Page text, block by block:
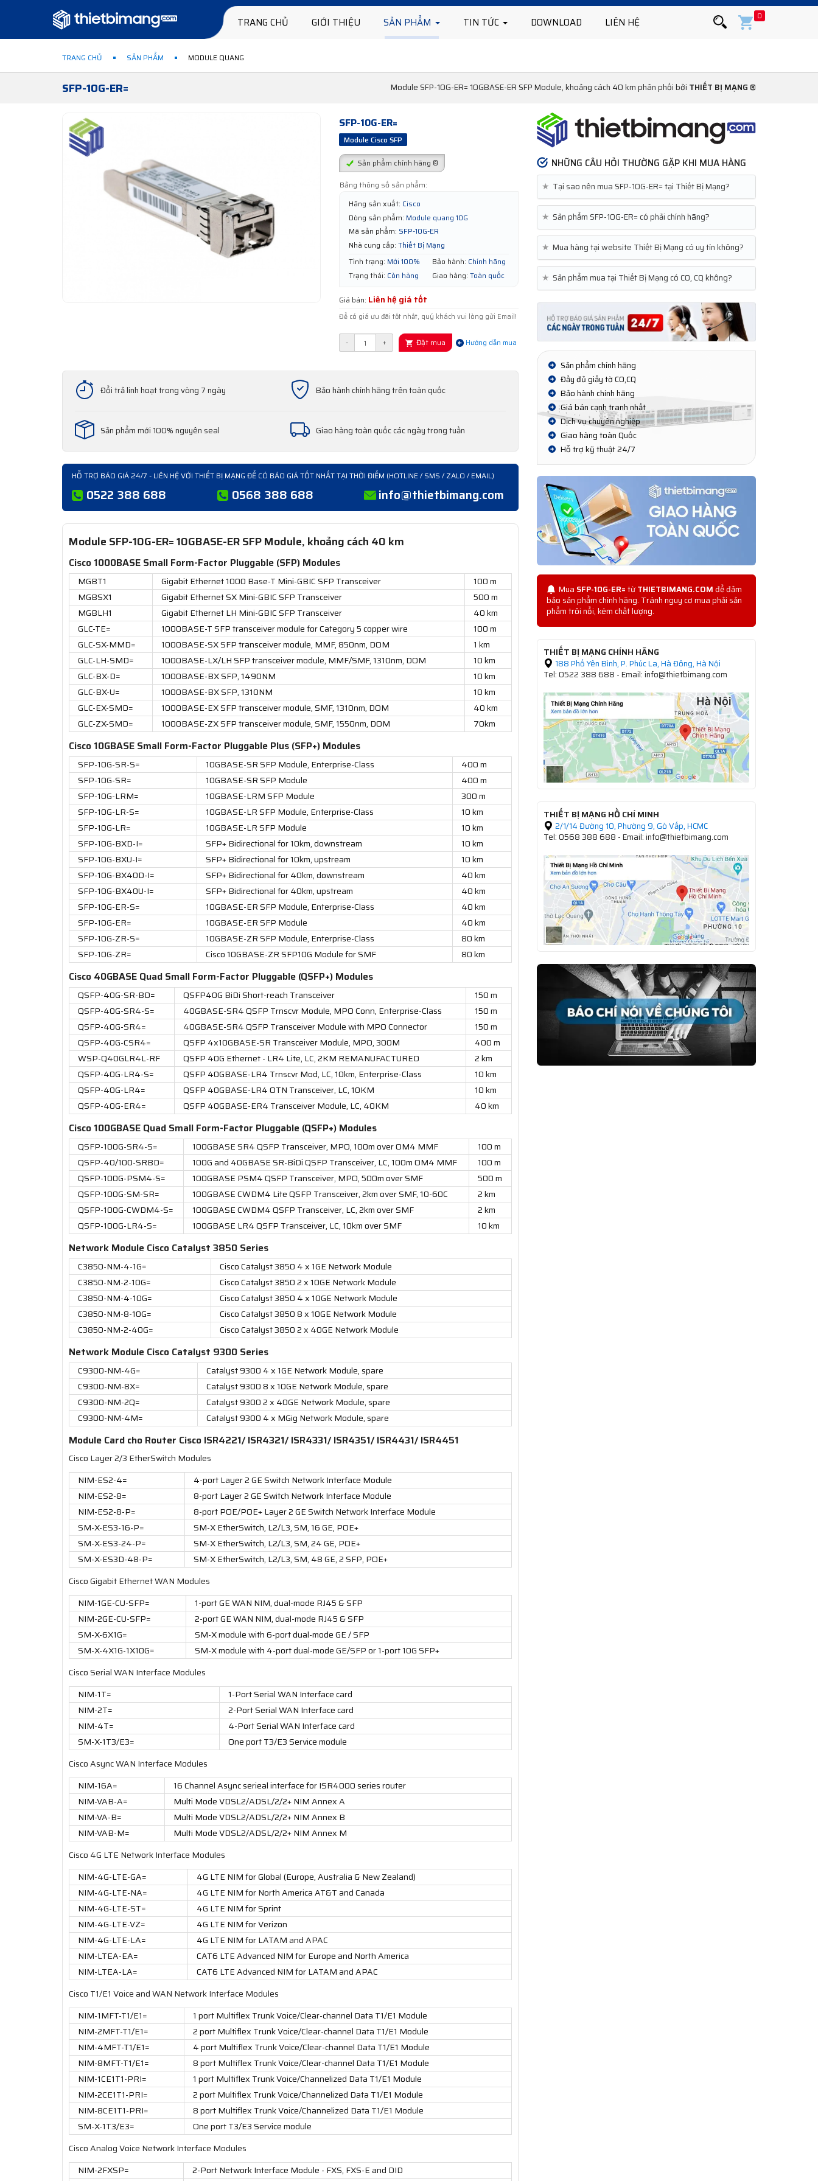
TRANG CHỦ GIỚI THIỆU SẢN PHẨM TIN TỨC DOWNLOAD LIÊN HỆ 0
TRANG CHỦ SẢN PHẨM MODULE QUANG
SFP-10G-ER= Module SFP-10G-ER= 10GBASE-ER SFP Module, khoảng cách 40 km phân phối bởi THIẾT BỊ MẠNG ®
SFP-10G-ER=
Module Cisco SFP
Sản phẩm chính hãng ®
Bảng thông số sản phẩm:
Hãng sản xuất: Cisco
Dòng sản phẩm: Module quang 10G
Mã sản phẩm: SFP-10G-ER
Nhà cung cấp: Thiết Bị Mạng
Tình trạng: Mới 100% Bảo hành: Chính hãng
Trạng thái: Còn hàng Giao hàng: Toàn quốc
Giá bán: Liên hệ giá tốt
Để có giá ưu đãi tốt nhất, quý khách vui lòng gửi Email!
- + Đặt mua Hướng dẫn mua
Đổi trả linh hoạt trong vòng 7 ngày Bảo hành chính hãng trên toàn quốc
Sản phẩm mới 100% nguyên seal Giao hàng toàn quốc các ngày trong tuần
HỖ TRỢ BÁO GIÁ 24/7 - LIÊN HỆ VỚI THIẾT BỊ MẠNG ĐỂ CÓ BÁO GIÁ TỐT NHẤT TẠI THỜI ĐIỂM (HOTLINE / SMS / ZALO / EMAIL)
0522 388 688 0568 388 688 info@thietbimang.com
Module SFP-10G-ER= 10GBASE-ER SFP Module, khoảng cách 40 km
Cisco 1000BASE Small Form-Factor Pluggable (SFP) Modules
MGBT1 Gigabit Ethernet 1000 Base-T Mini-GBIC SFP Transceiver
100 m
MGBSX1
Gigabit Ethernet SX Mini-GBIC SFP Transceiver
500 m
MGBLH1
Gigabit Ethernet LH Mini-GBIC SFP Transceiver
40 km
GLC-TE=
1000BASE-T SFP transceiver module for Category 5 copper wire
100 m
GLC-SX-MMD=
1000BASE-SX SFP transceiver module, MMF, 850nm, DOM
1 km
GLC-LH-SMD=
1000BASE-LX/LH SFP transceiver module, MMF/SMF, 1310nm, DOM
10 km
GLC-BX-D=
1000BASE-BX SFP, 1490NM
10 km
GLC-BX-U=
1000BASE-BX SFP, 1310NM
10 km
GLC-EX-SMD=
1000BASE-EX SFP transceiver module, SMF, 1310nm, DOM
40 km
GLC-ZX-SMD=
1000BASE-ZX SFP transceiver module, SMF, 1550nm, DOM 70km
Cisco 10GBASE Small Form-Factor Pluggable Plus (SFP+) Modules
SFP-10G-SR-S= 10GBASE-SR SFP Module, Enterprise-Class
400 m
SFP-10G-SR=
10GBASE-SR SFP Module
400 m
SFP-10G-LRM=
10GBASE-LRM SFP Module
300 m
SFP-10G-LR-S=
10GBASE-LR SFP Module, Enterprise-Class
10 km
SFP-10G-LR=
10GBASE-LR SFP Module
10 km
SFP-10G-BXD-I=
SFP+ Bidirectional for 10km, downstream
10 km
SFP-10G-BXU-I=
SFP+ Bidirectional for 10km, upstream
10 km
SFP-10G-BX40D-I=
SFP+ Bidirectional for 40km, downstream
40 km
SFP-10G-BX40U-I=
SFP+ Bidirectional for 40km, upstream
40 km
SFP-10G-ER-S=
10GBASE-ER SFP Module, Enterprise-Class
40 km
SFP-10G-ER=
10GBASE-ER SFP Module
40 km
SFP-10G-ZR-S=
10GBASE-ZR SFP Module, Enterprise-Class
80 km
SFP-10G-ZR=
Cisco 10GBASE-ZR SFP10G Module for SMF 80 km
Cisco 40GBASE Quad Small Form-Factor Pluggable (QSFP+) Modules
QSFP-40G-SR-BD= QSFP40G BiDi Short-reach Transceiver
150 m
QSFP-40G-SR4-S=
40GBASE-SR4 QSFP Trnscvr Module, MPO Conn, Enterprise-Class
150 m
QSFP-40G-SR4=
40GBASE-SR4 QSFP Transceiver Module with MPO Connector
150 m
QSFP-40G-CSR4=
QSFP 4x10GBASE-SR Transceiver Module, MPO, 300M
400 m
WSP-Q40GLR4L-RF
QSFP 40G Ethernet - LR4 Lite, LC, 2KM REMANUFACTURED
2 km
QSFP-40G-LR4-S=
QSFP 40GBASE-LR4 Trnscvr Mod, LC, 10km, Enterprise-Class
10 km
QSFP-40G-LR4=
QSFP 40GBASE-LR4 OTN Transceiver, LC, 10KM
10 km
QSFP-40G-ER4=
QSFP 40GBASE-ER4 Transceiver Module, LC, 40KM 40 km
Cisco 100GBASE Quad Small Form-Factor Pluggable (QSFP+) Modules
QSFP-100G-SR4-S= 100GBASE SR4 QSFP Transceiver, MPO, 100m over OM4 MMF
100 m
QSFP-40/100-SRBD=
100G and 40GBASE SR-BiDi QSFP Transceiver, LC, 100m OM4 MMF
100 m
QSFP-100G-PSM4-S=
100GBASE PSM4 QSFP Transceiver, MPO, 500m over SMF
500 m
QSFP-100G-SM-SR=
100GBASE CWDM4 Lite QSFP Transceiver, 2km over SMF, 10-60C
2 km
QSFP-100G-CWDM4-S=
100GBASE CWDM4 QSFP Transceiver, LC, 2km over SMF
2 km
QSFP-100G-LR4-S=
100GBASE LR4 QSFP Transceiver, LC, 10km over SMF 10 km
Network Module Cisco Catalyst 3850 Series
C3850-NM-4-1G=
Cisco Catalyst 3850 4 x 1GE Network Module
C3850-NM-2-10G=
Cisco Catalyst 3850 2 x 10GE Network Module
C3850-NM-4-10G=
Cisco Catalyst 3850 4 x 10GE Network Module
C3850-NM-8-10G=
Cisco Catalyst 3850 8 x 10GE Network Module
C3850-NM-2-40G=
Cisco Catalyst 3850 2 x 40GE Network Module
Network Module Cisco Catalyst 9300 Series
C9300-NM-4G=
Catalyst 9300 4 x 1GE Network Module, spare
C9300-NM-8X=
Catalyst 9300 8 x 10GE Network Module, spare
C9300-NM-2Q=
Catalyst 9300 2 x 40GE Network Module, spare
C9300-NM-4M=
Catalyst 9300 4 x MGig Network Module, spare
Module Card cho Router Cisco ISR4221/ ISR4321/ ISR4331/ ISR4351/ ISR4431/ ISR4451
Cisco Layer 2/3 EtherSwitch Modules
NIM-ES2-4=
4-port Layer 2 GE Switch Network Interface Module
NIM-ES2-8=
8-port Layer 2 GE Switch Network Interface Module
NIM-ES2-8-P=
8-port POE/POE+ Layer 2 GE Switch Network Interface Module
SM-X-ES3-16-P=
SM-X EtherSwitch, L2/L3, SM, 16 GE, POE+
SM-X-ES3-24-P=
SM-X EtherSwitch, L2/L3, SM, 24 GE, POE+
SM-X-ES3D-48-P=
SM-X EtherSwitch, L2/L3, SM, 48 GE, 2 SFP, POE+
Cisco Gigabit Ethernet WAN Modules
NIM-1GE-CU-SFP=
1-port GE WAN NIM, dual-mode RJ45 & SFP
NIM-2GE-CU-SFP=
2-port GE WAN NIM, dual-mode RJ45 & SFP
SM-X-6X1G=
SM-X module with 6-port dual-mode GE / SFP
SM-X-4X1G-1X10G=
SM-X module with 4-port dual-mode GE/SFP or 1-port 10G SFP+
Cisco Serial WAN Interface Modules
NIM-1T=
1-Port Serial WAN Interface card
NIM-2T=
2-Port Serial WAN Interface card
NIM-4T=
4-Port Serial WAN Interface card
SM-X-1T3/E3=
One port T3/E3 Service module
Cisco Async WAN Interface Modules
NIM-16A=
16 Channel Async serieal interface for ISR4000 series router
NIM-VAB-A=
Multi Mode VDSL2/ADSL/2/2+ NIM Annex A
NIM-VA-B=
Multi Mode VDSL2/ADSL/2/2+ NIM Annex B
NIM-VAB-M=
Multi Mode VDSL2/ADSL/2/2+ NIM Annex M
Cisco 4G LTE Network Interface Modules
NIM-4G-LTE-GA=
4G LTE NIM for Global (Europe, Australia & New Zealand)
NIM-4G-LTE-NA=
4G LTE NIM for North America AT&T and Canada
NIM-4G-LTE-ST=
4G LTE NIM for Sprint
NIM-4G-LTE-VZ=
4G LTE NIM for Verizon
NIM-4G-LTE-LA=
4G LTE NIM for LATAM and APAC
NIM-LTEA-EA=
CAT6 LTE Advanced NIM for Europe and North America
NIM-LTEA-LA=
CAT6 LTE Advanced NIM for LATAM and APAC
Cisco T1/E1 Voice and WAN Network Interface Modules
NIM-1MFT-T1/E1=
1 port Multiflex Trunk Voice/Clear-channel Data T1/E1 Module
NIM-2MFT-T1/E1=
2 port Multiflex Trunk Voice/Clear-channel Data T1/E1 Module
NIM-4MFT-T1/E1=
4 port Multiflex Trunk Voice/Clear-channel Data T1/E1 Module
NIM-8MFT-T1/E1=
8 port Multiflex Trunk Voice/Clear-channel Data T1/E1 Module
NIM-1CE1T1-PRI=
1 port Multiflex Trunk Voice/Channelized Data T1/E1 Module
NIM-2CE1T1-PRI=
2 port Multiflex Trunk Voice/Channelized Data T1/E1 Module
NIM-8CE1T1-PRI=
8 port Multiflex Trunk Voice/Channelized Data T1/E1 Module
SM-X-1T3/E3=
One port T3/E3 Service module
Cisco Analog Voice Network Interface Modules
NIM-2FXSP=
2-Port Network Interface Module - FXS, FXS-E and DID
NHỮNG CÂU HỎI THƯỜNG GẶP KHI MUA HÀNG
★ Tại sao nên mua SFP-10G-ER= tại Thiết Bị Mạng?
★ Sản phẩm SFP-10G-ER= có phải chính hãng?
★ Mua hàng tại website Thiết Bị Mạng có uy tín không?
★ Sản phẩm mua tại Thiết Bị Mạng có CO, CQ không?
Sản phẩm chính hãng
Đầy đủ giấy tờ CO,CQ
Bảo hành chính hãng
Giá bán cạnh tranh nhất
Dịch vụ chuyên nghiệp
Giao hàng toàn Quốc
Hỗ trợ kỹ thuật 24/7
Mua SFP-10G-ER=từTHIETBIMANG.COMđể đảm
bảo sản phẩm chính hãng. Tránh nguy cơ mua phải sản
phẩm trôi nổi, kém chất lượng.
THIẾT BỊ MẠNG CHÍNH HÃNG
188 Phố Yên Bình, P. Phúc La, Hà Đông, Hà Nội
Tel: 0522 388 688 - Email: info@thietbimang.com
THIẾT BỊ MẠNG HỒ CHÍ MINH
2/1/14 Đường 10, Phường 9, Gò Vấp, HCMC
Tel: 0568 388 688 - Email: info@thietbimang.com